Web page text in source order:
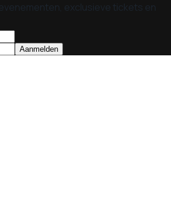
exclusieve tickets en